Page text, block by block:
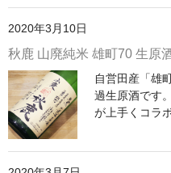
本 格 焼 酎
明るい農村 霧島町蒸留所
鶴見 大石酒造（鹿児島県
鉄輪 瑞鷹（熊本県熊本市）
2020年3月10日
秋鹿 山廃純米 雄町70 生原
自営田産「雄
過生原酒です
が上手くコラ